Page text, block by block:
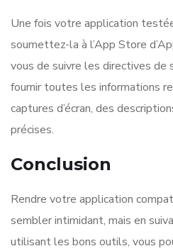
Une fois votre application
soumettez-la à l’App Store
vous de suivre les directives de
fournir toutes les informations
captures d’écran, des
précises.
Conclusion
Rendre votre application
sembler intimidant, mais en
utilisant les bons outils, vous